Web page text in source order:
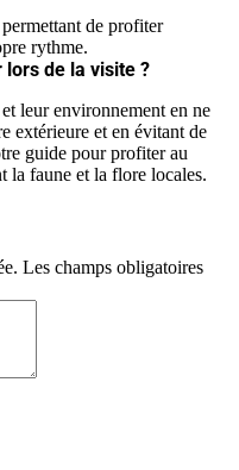
de profiter
rythme.
de la visite ?
leur environnement en ne
extérieure et en évitant de
guide pour profiter au
la faune et la flore locales.
Les champs obligatoires